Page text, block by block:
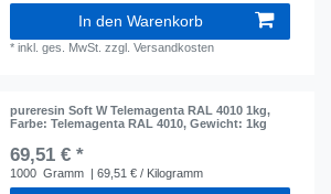
In den Warenkorb
*inkl. ges. MwSt. zzgl.Versandkosten
pureresin Soft W Telemagenta RAL 4010 1kg,
Farbe: Telemagenta RAL 4010, Gewicht: 1kg
69,51 € *
1000 Gramm | 69,51 € / Kilogramm